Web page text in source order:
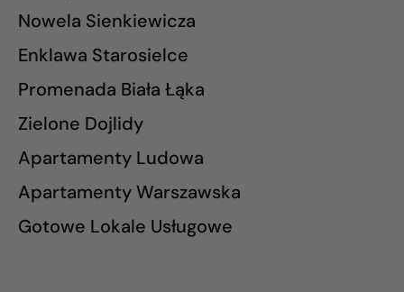
Nowela Sienkiewicza
Enklawa Starosielce
Promenada Biała Łąka
Zielone Dojlidy
Apartamenty Ludowa
Apartamenty Warszawska
Gotowe Lokale Usługowe